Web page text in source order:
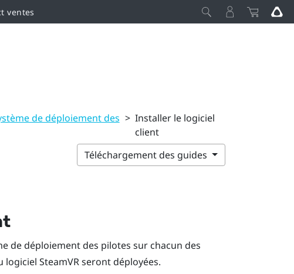
ventes
de déploiement des > Installer le logiciel
client
Téléchargement des guides
de déploiement des pilotes sur chacun des
logiciel SteamVRseront déployées.